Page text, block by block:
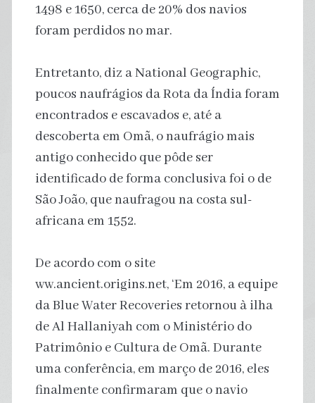
1498 e 1650, cerca de 20% dos navios
foram perdidos no mar.
Entretanto, diz a National Geographic,
poucos naufrágios da Rota da Índia foram
encontrados e escavados e, até a
descoberta em Omã, o naufrágio mais
antigo conhecido que pôde ser
identificado de forma conclusiva foi o de
São João, que naufragou na costa sul-
africana em 1552.
De acordo com o site
ww.ancient.origins.net, ‘Em 2016, a equipe
da Blue Water Recoveries retornou à ilha
de Al Hallaniyah com o Ministério do
Patrimônio e Cultura de Omã. Durante
uma conferência, em março de 2016, eles
finalmente confirmaram que o navio